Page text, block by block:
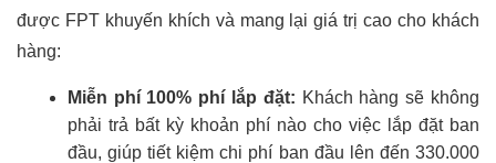
được FPT khuyến khích và mang lại giá trị cao cho khách
hàng:
Miễn phí 100% phí lắp đặt: Khách hàng sẽ không
phải trả bất kỳ khoản phí nào cho việc lắp đặt ban
đầu, giúp tiết kiệm chi phí ban đầu lên đến 330.000